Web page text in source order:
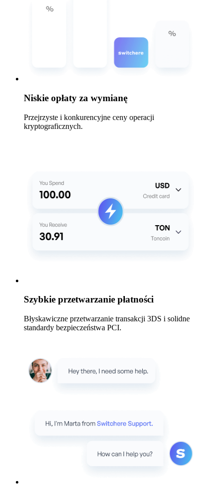
Niskie opłaty za wymianę
Przejrzyste i konkurencyjne ceny operacji
kryptograficznych.
Szybkie przetwarzanie płatności
Błyskawiczne przetwarzanie transakcji 3DS i solidne
standardy bezpieczeństwa PCI.